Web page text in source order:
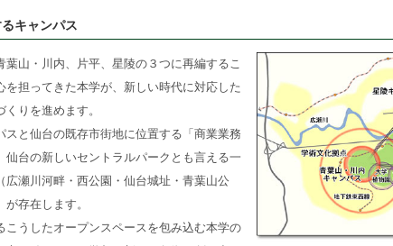
キャンパス
山・川内、片平、星陵の３つに再編するこ
を担ってきた本学が、新しい時代に対応した
りを進めます。
と仙台の既存市街地に位置する「商業業務
仙台の新しいセントラルパークとも言える一
広瀬川河畔・西公園・仙台城址・青葉山公
存在します。
うしたオープンスペースを包み込む本学の